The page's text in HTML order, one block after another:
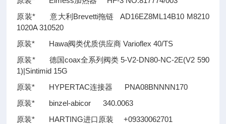
原装* 意大利Brevetti拖链 AD16EZ8ML14B10 M8210
1020A 310520
原装* Hawa阀类优质供应商 Varioflex 40/TS
原装* 德国coax全系列阀类 5-V2-DN80-NC-2E(V2 590
1)|Sintimid 15G
原装* HYPERTAC连接器 PNA08BNNNN170
原装* binzel-abicor 340.0063
原装* HARTING进口原装 +09330062701